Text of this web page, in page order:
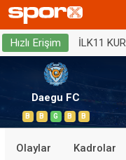
Hızlı Erişim İLK11 KUR
Daegu FC
B B G B B
Olaylar Kadrolar